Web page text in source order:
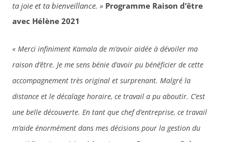
ta joie et ta bienveillance. » Programme Raison d’être
avec Hélène 2021
« Merci infiniment Kamala de m’avoir aidée à dévoiler ma
raison d’être. Je me sens bénie d’avoir pu bénéficier de cette
accompagnement très original et surprenant. Malgré la
distance et le décalage horaire, ce travail a pu aboutir. C’est
une belle découverte. En tant que chef d’entreprise, ce travail
m’aide énormément dans mes décisions pour la gestion du